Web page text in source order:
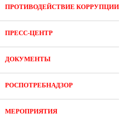
ПРОТИВОДЕЙСТВИЕ КОРРУПЦИИ
ПРЕСС-ЦЕНТР
ДОКУМЕНТЫ
РОСПОТРЕБНАДЗОР
МЕРОПРИЯТИЯ